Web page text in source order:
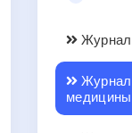
Журнал
Журнал
медицины